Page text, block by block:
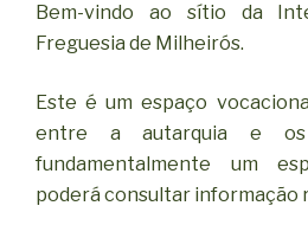
Bem-vindo ao sítio da
Freguesia de Milheirós.
Este é um espaço
entre a autarquia e os
fundamentalmente um
poderá consultar informação